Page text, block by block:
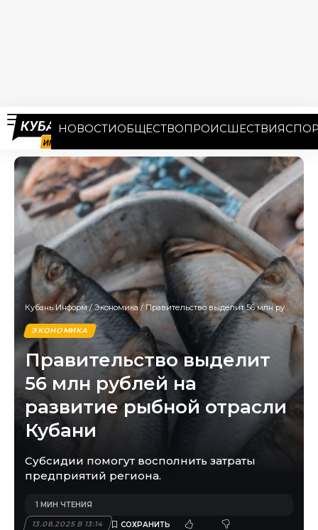
НОВОСТИОБЩЕСТВОПРОИСШЕСТВИЯ
Кубань Информ/Экономика/ Правительство выделит 56 млн рублей на развитие рыбной отрасли Кубани
ЭКОНОМИКА
Правительство выделит
56 млн рублей на
развитие рыбной отрасли
Кубани
Субсидии помогут восполнить затраты
предприятий региона.
13.08.2025 В 13:14
1 МИН ЧТЕНИЯ